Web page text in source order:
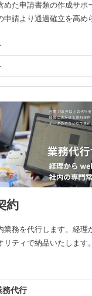
めた申請書類の作成サポ
請より通過確立を高め
約
業務を代行します。経理
リティで納品いたします。
務代行